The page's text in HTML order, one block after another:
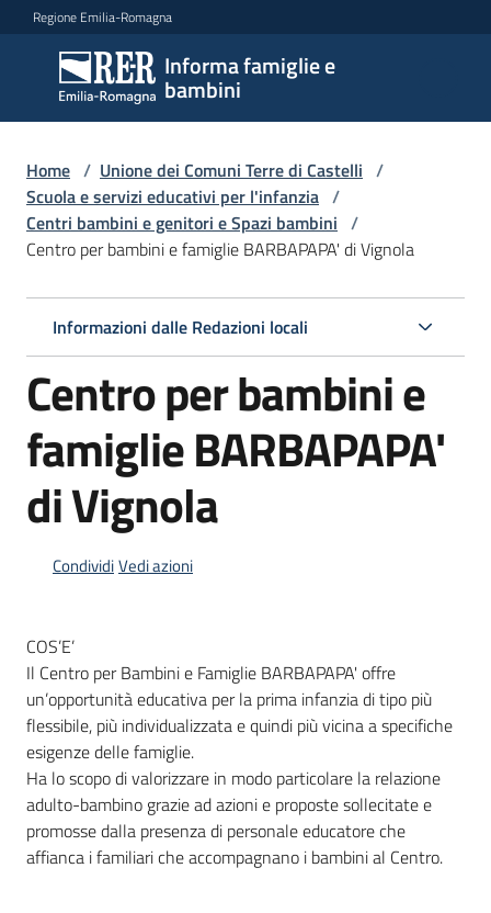
Vai al contenuto
Vai alla navigazione
Vai al footer
Regione Emilia-Romagna
Informa famiglie e
bambini
Informa
famiglie
e
bambini
Argomenti
Servizi
Centri
per
le
Informazioni
Newsletter
Home / Unione dei Comuni Terre di Castelli /
Scuola e servizi educativi per l'infanzia /
Centri bambini e genitori e Spazi bambini /
Centro per bambini e famiglie BARBAPAPA' di Vignola
Informazioni dalle Redazioni locali
Centro per bambini e
famiglie BARBAPAPA'
di Vignola
CondividiVedi azioni
COS’E’
Il Centro per Bambini e Famiglie BARBAPAPA' offre
un’opportunità educativa per la prima infanzia di tipo più
flessibile, più individualizzata e quindi più vicina a specifiche
esigenze delle famiglie.
Ha lo scopo di valorizzare in modo particolare la relazione
adulto-bambino grazie ad azioni e proposte sollecitate e
promosse dalla presenza di personale educatore che
affianca i familiari che accompagnano i bambini al Centro.